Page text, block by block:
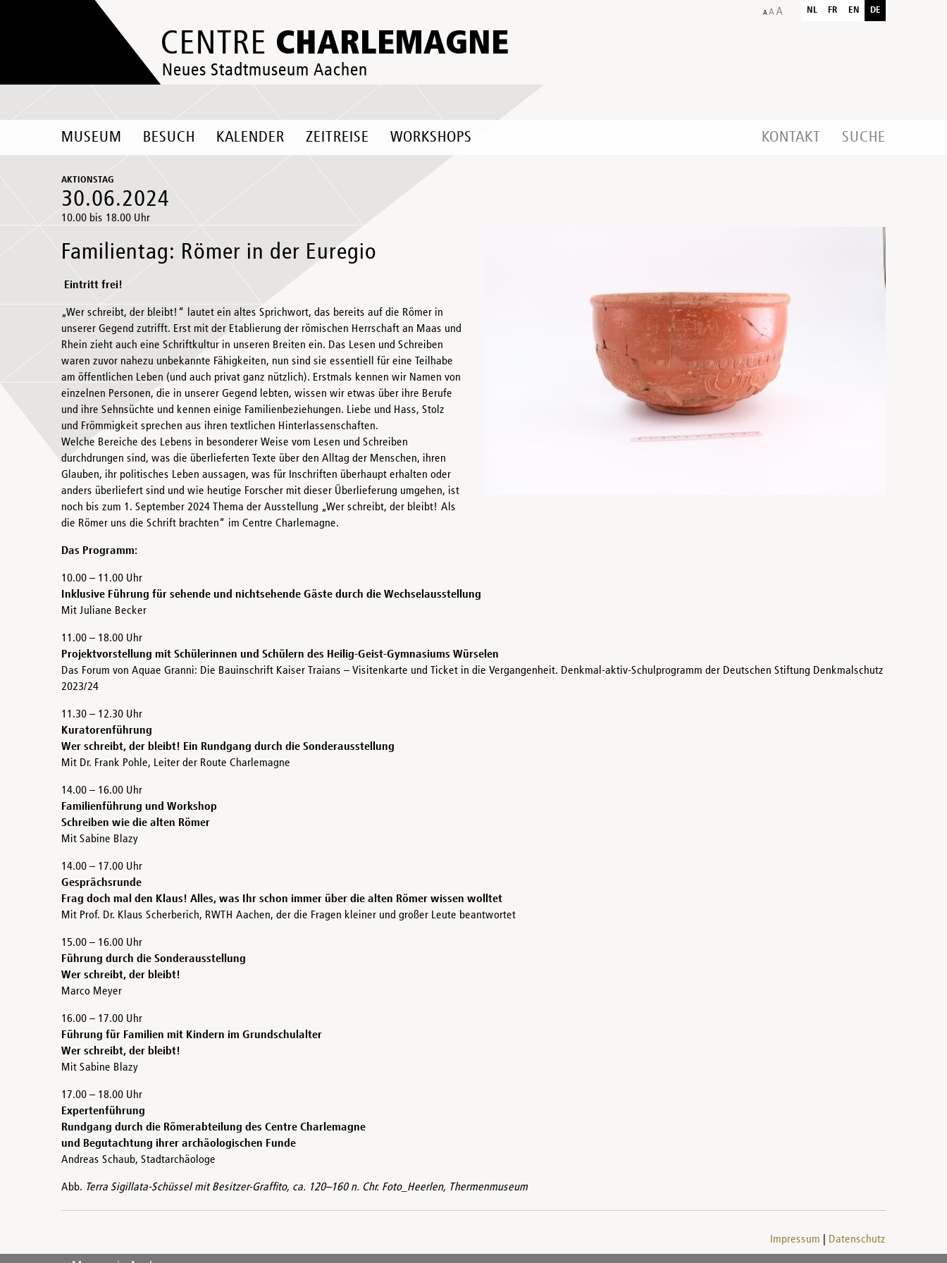
CENTRE CHARLEMAGNE
Neues Stadtmuseum Aachen
NL FR EN DE
MUSEUM BESUCH KALENDER ZEITREISE WORKSHOPS KONTAKT SUCHE
AKTIONSTAG
30.06.2024
10.00 bis 18.00 Uhr
Familientag: Römer in der Euregio
Eintritt frei!
„Wer schreibt, der bleibt!“ lautet ein altes Sprichwort, das bereits auf die Römer in
unserer Gegend zutrifft. Erst mit der Etablierung der römischen Herrschaft an Maas und
Rhein zieht auch eine Schriftkultur in unseren Breiten ein. Das Lesen und Schreiben
waren zuvor nahezu unbekannte Fähigkeiten, nun sind sie essentiell für eine Teilhabe
am öffentlichen Leben (und auch privat ganz nützlich). Erstmals kennen wir Namen von
einzelnen Personen, die in unserer Gegend lebten, wissen wir etwas über ihre Berufe
und ihre Sehnsüchte und kennen einige Familienbeziehungen. Liebe und Hass, Stolz
und Frömmigkeit sprechen aus ihren textlichen Hinterlassenschaften.
Welche Bereiche des Lebens in besonderer Weise vom Lesen und Schreiben
durchdrungen sind, was die überlieferten Texte über den Alltag der Menschen, ihren
Glauben, ihr politisches Leben aussagen, was für Inschriften überhaupt erhalten oder
anders überliefert sind und wie heutige Forscher mit dieser Überlieferung umgehen, ist
noch bis zum 1. September 2024 Thema der Ausstellung „Wer schreibt, der bleibt! Als
die Römer uns die Schrift brachten“ im Centre Charlemagne.
Das Programm:
10.00 – 11.00 Uhr
Inklusive Führung für sehende und nichtsehende Gäste durch die Wechselausstellung
Mit Juliane Becker
11.00 – 18.00 Uhr
Projektvorstellung mit Schülerinnen und Schülern des Heilig-Geist-Gymnasiums Würselen
Das Forum von Aquae Granni: Die Bauinschrift Kaiser Traians – Visitenkarte und Ticket in die Vergangenheit. Denkmal-aktiv-Schulprogramm der Deutschen Stiftung Denkmalschutz
2023/24
11.30 – 12.30 Uhr
Kuratorenführung
Wer schreibt, der bleibt! Ein Rundgang durch die Sonderausstellung
Mit Dr. Frank Pohle, Leiter der Route Charlemagne
14.00 – 16.00 Uhr
Familienführung und Workshop
Schreiben wie die alten Römer
Mit Sabine Blazy
14.00 – 17.00 Uhr
Gesprächsrunde
Frag doch mal den Klaus! Alles, was Ihr schon immer über die alten Römer wissen wolltet
Mit Prof. Dr. Klaus Scherberich, RWTH Aachen, der die Fragen kleiner und großer Leute beantwortet
15.00 – 16.00 Uhr
Führung durch die Sonderausstellung
Wer schreibt, der bleibt!
Marco Meyer
16.00 – 17.00 Uhr
Führung für Familien mit Kindern im Grundschulalter
Wer schreibt, der bleibt!
Mit Sabine Blazy
17.00 – 18.00 Uhr
Expertenführung
Rundgang durch die Römerabteilung des Centre Charlemagne
und Begutachtung ihrer archäologischen Funde
Andreas Schaub, Stadtarchäologe
Abb. Terra Sigillata-Schüssel mit Besitzer-Graffito, ca. 120–160 n. Chr. Foto_Heerlen, Thermenmuseum
Impressum Datenschutz